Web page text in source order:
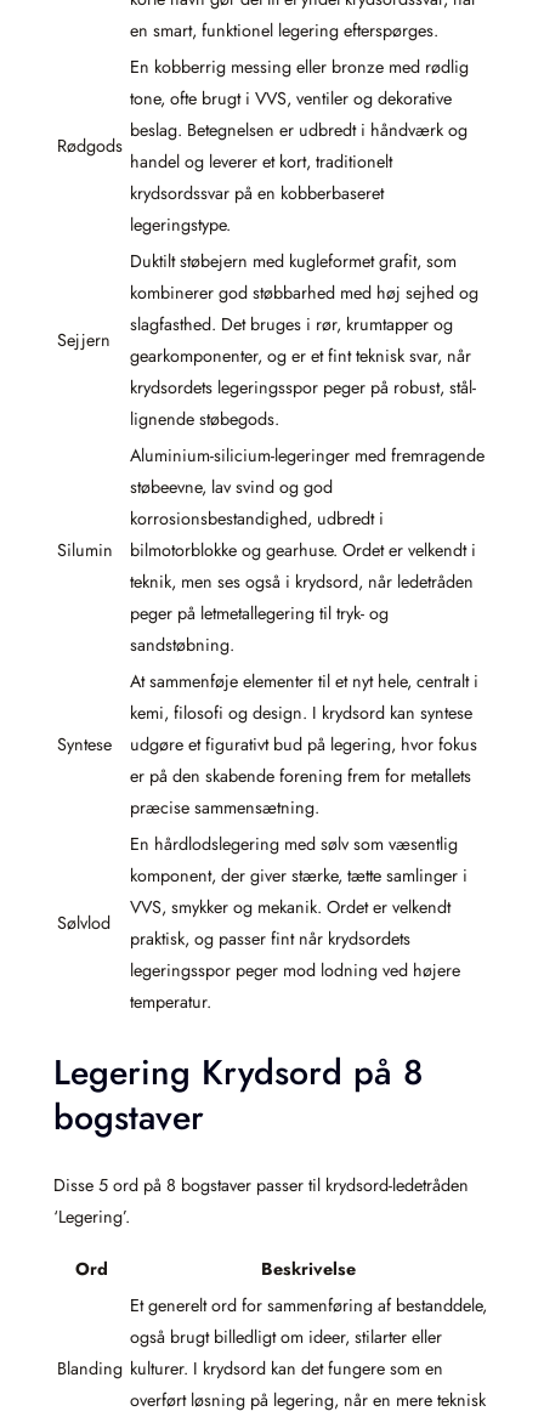
en smart, funktionel legering efterspørges.
Rødgods
En kobberrig messing eller bronze med rødlig
tone, ofte brugt i VVS, ventiler og dekorative
beslag. Betegnelsen er udbredt i håndværk og
handel og leverer et kort, traditionelt
krydsordssvar på en kobberbaseret
legeringstype.
Sejjern
Duktilt støbejern med kugleformet grafit, som
kombinerer god støbbarhed med høj sejhed og
slagfasthed. Det bruges i rør, krumtapper og
gearkomponenter, og er et fint teknisk svar, når
krydsordets legeringsspor peger på robust, stål-
lignende støbegods.
Silumin
Aluminium-silicium-legeringer med fremragende
støbeevne, lav svind og god
korrosionsbestandighed, udbredt i
bilmotorblokke og gearhuse. Ordet er velkendt i
teknik, men ses også i krydsord, når ledetråden
peger på letmetallegering til tryk- og
sandstøbning.
Syntese
At sammenføje elementer til et nyt hele, centralt i
kemi, filosofi og design. I krydsord kan syntese
udgøre et figurativt bud på legering, hvor fokus
er på den skabende forening frem for metallets
præcise sammensætning.
Sølvlod
En hårdlodslegering med sølv som væsentlig
komponent, der giver stærke, tætte samlinger i
VVS, smykker og mekanik. Ordet er velkendt
praktisk, og passer fint når krydsordets
legeringsspor peger mod lodning ved højere
temperatur.
Legering Krydsord på 8
bogstaver
Disse 5 ord på 8 bogstaver passer til krydsord-ledetråden
‘Legering’.
Ord Beskrivelse
Blanding
Et generelt ord for sammenføring af bestanddele,
også brugt billedligt om ideer, stilarter eller
kulturer. I krydsord kan det fungere som en
overført løsning på legering, når en mere teknisk